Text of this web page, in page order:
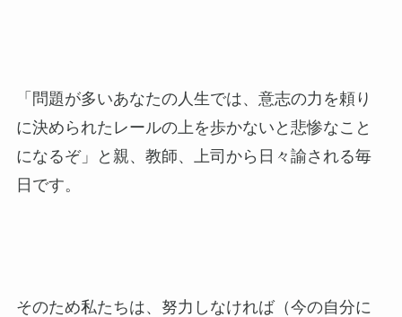
「問題が多いあなたの人生では、意志の力を頼り
に決められたレールの上を歩かないと悲惨なこと
になるぞ」と親、教師、上司から日々諭される毎
日です。
そのため私たちは、努力しなければ（今の自分に